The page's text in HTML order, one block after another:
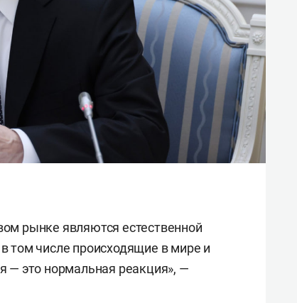
рынке являются естественной
том числе происходящие в мире и
— это нормальная реакция», —